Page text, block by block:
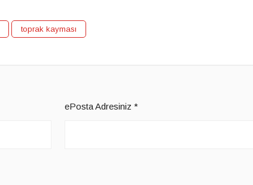
toprak kayması
ePosta Adresiniz *